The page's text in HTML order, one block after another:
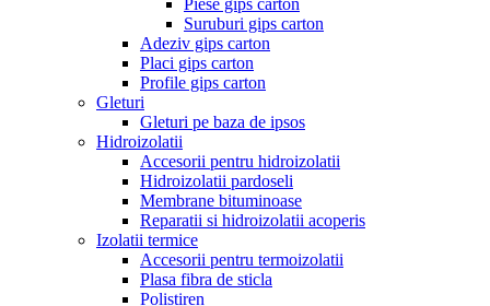
Piese gips carton
Suruburi gips carton
Adeziv gips carton
Placi gips carton
Profile gips carton
Gleturi
Gleturi pe baza de ipsos
Hidroizolatii
Accesorii pentru hidroizolatii
Hidroizolatii pardoseli
Membrane bituminoase
Reparatii si hidroizolatii acoperis
Izolatii termice
Accesorii pentru termoizolatii
Plasa fibra de sticla
Polistiren